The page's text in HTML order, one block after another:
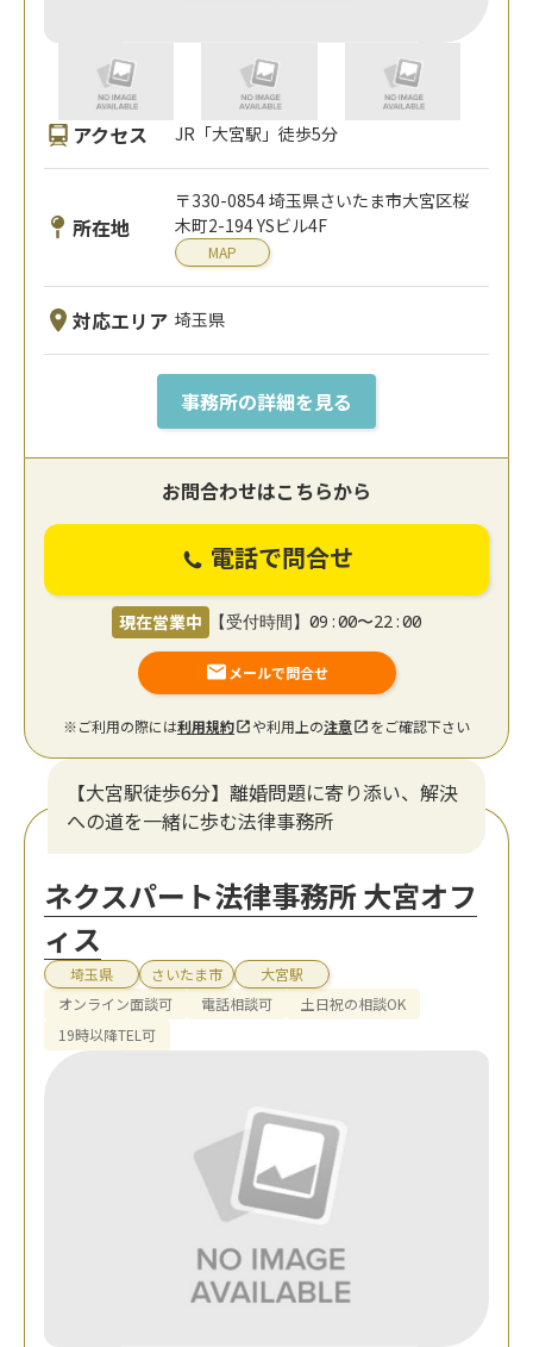
アクセス JR「大宮駅」徒歩5分
所在地
〒330-0854 埼玉県さいたま市大宮区桜
木町2-194 YSビル4F
MAP
対応エリア 埼玉県
事務所の詳細を見る
お問合わせはこちらから
電話で問合せ
現在営業中 【受付時間】09:00〜22:00
メールで問合せ
※ご利用の際には利用規約 や利用上の注意 をご確認下さい
【大宮駅徒歩6分】離婚問題に寄り添い、解決
への道を一緒に歩む法律事務所
ネクスパート法律事務所 大宮オフ
ィス
埼玉県 さいたま市
大宮駅
オンライン面談可
電話相談可
土日祝の相談OK
19時以降TEL可